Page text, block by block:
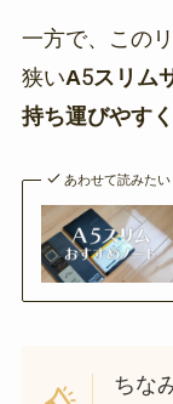
一方で、この
狭いA5スリム
持ち運びやす
あわせて読みたい
ちな